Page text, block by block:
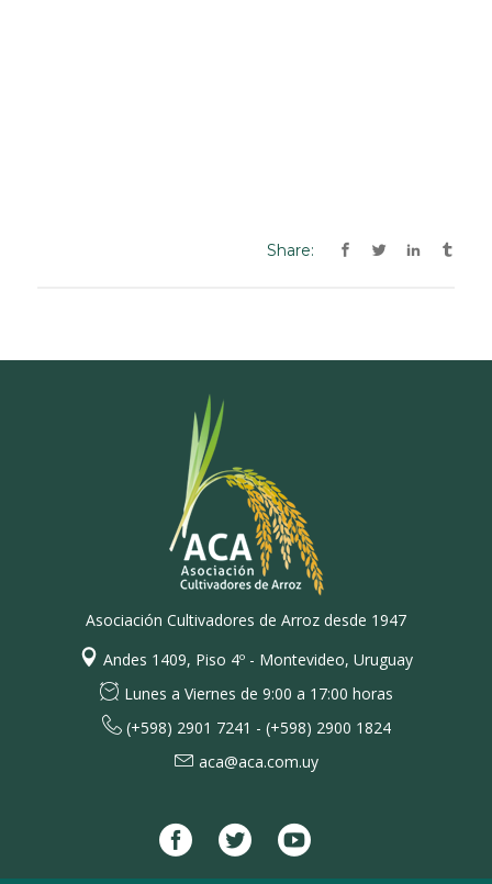
Share:
Asociación Cultivadores de Arroz desde 1947
Andes 1409, Piso 4º - Montevideo, Uruguay
Lunes a Viernes de 9:00 a 17:00 horas
(+598) 2901 7241 - (+598) 2900 1824
aca@aca.com.uy